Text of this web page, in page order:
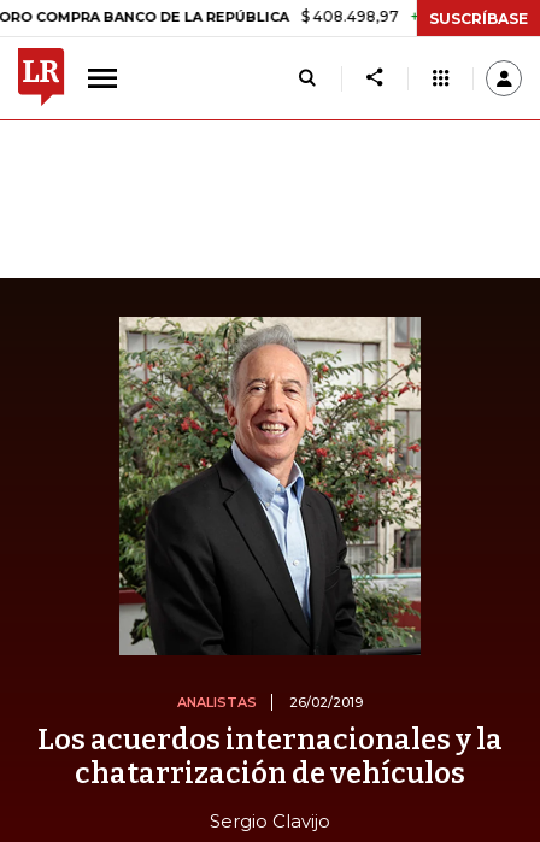
BANCO DE LA REPÚBLICA $ 408.498,97 +$ 8.753,81 +2,19%
SUSCRÍBASE
ANALISTAS 26/02/2019
Los acuerdos internacionales y la
chatarrización de vehículos
Sergio Clavijo